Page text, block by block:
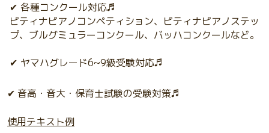
✔︎ 各種コンクール対応♬
ピティナピアノコンペティション、ピティナピアノステッ
プ、ブルグミュラーコンクール、バッハコンクールなど。
✔︎ ヤマハグレード6~9級受験対応♬
✔︎ 音高・音大・保育士試験の受験対策♬
使用テキスト例